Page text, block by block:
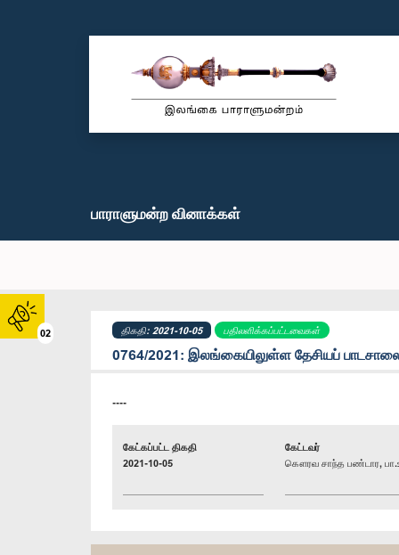
02
பாராளுமன்ற வினாக்கள்
திகதி: 2021-10-05 பதிலளிக்கப்பட்டவைகள்
0764/2021: இலங்கையிலுள்ள தேசியப்
----
கேட்கப்பட்ட திகதி
2021-10-05
கேட்டவர்
கௌரவ சாந்த பண்டார,